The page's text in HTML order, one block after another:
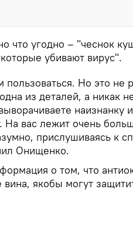
что угодно – "чеснок
убивают вирус".
Но это не
из деталей, а никак
наизнанку
На вас лежит очень
прислушиваясь к
Онищенко.
о том, что
якобы могут